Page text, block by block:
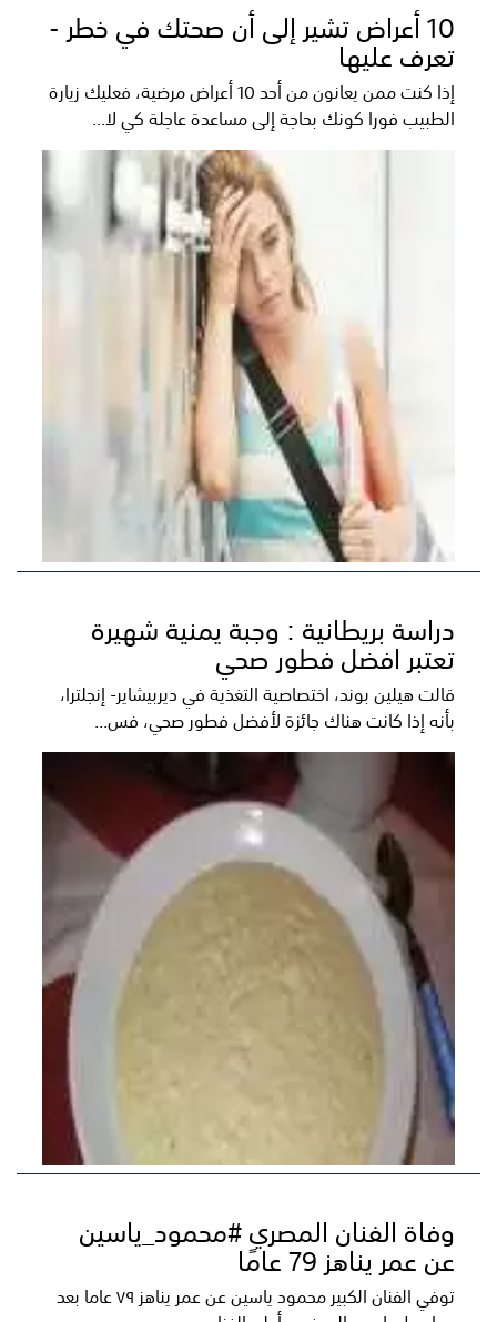
10 أعراض تشير إلى أن صحتك في خطر -
تعرف عليها
إذا كنت ممن يعانون من أحد 10 أعراض مرضية، فعليك زيارة
الطبيب فورا كونك بحاجة إلى مساعدة عاجلة كي لا...
دراسة بريطانية : وجبة يمنية شهيرة
تعتبر افضل فطور صحي
قالت هيلين بوند، اختصاصية التغذية في ديربيشاير- إنجلترا،
بأنه إذا كانت هناك جائزة لأفضل فطور صحي، فس...
وفاة الفنان المصري #محمود_ياسين
عن عمر يناهز 79 عامًا‎
توفي الفنان الكبير محمود ياسين عن عمر يناهز ٧٩ عاما بعد